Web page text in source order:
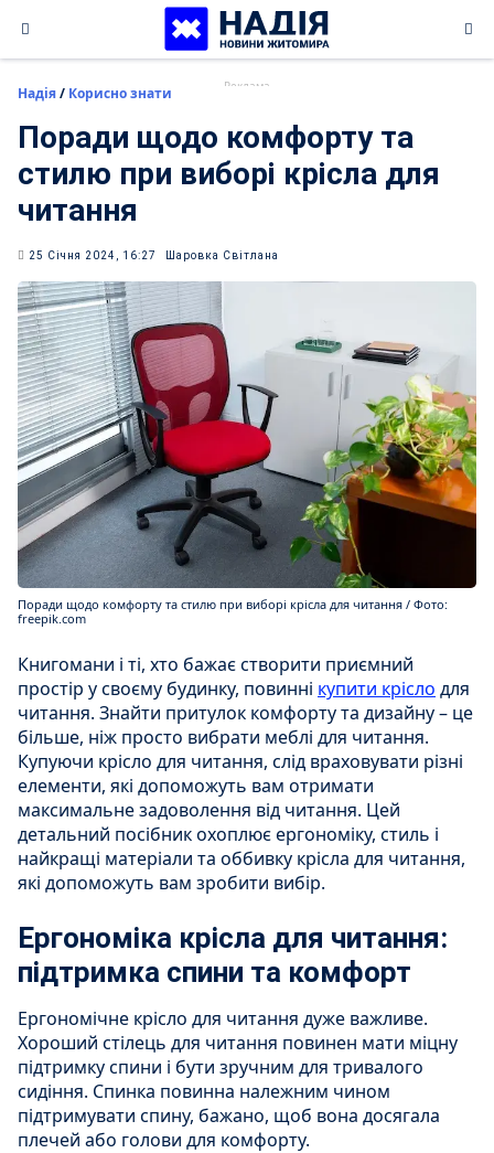
content
Надія/ Корисно знати
Поради щодо комфорту та
стилю при виборі крісла для
читання
25 Січня 2024, 16:27 Шаровка Світлана
Поради щодо комфорту та стилю при виборі крісла для читання / Фото:
freepik.com
Книгомани і ті, хто бажає створити приємний
простір у своєму будинку, повинні купити крісло для
читання. Знайти притулок комфорту та дизайну – це
більше, ніж просто вибрати меблі для читання.
Купуючи крісло для читання, слід враховувати різні
елементи, які допоможуть вам отримати
максимальне задоволення від читання. Цей
детальний посібник охоплює ергономіку, стиль і
найкращі матеріали та оббивку крісла для читання,
які допоможуть вам зробити вибір.
Ергономіка крісла для читання:
підтримка спини та комфорт
Ергономічне крісло для читання дуже важливе.
Хороший стілець для читання повинен мати міцну
підтримку спини і бути зручним для тривалого
сидіння. Спинка повинна належним чином
підтримувати спину, бажано, щоб вона досягала
плечей або голови для комфорту.